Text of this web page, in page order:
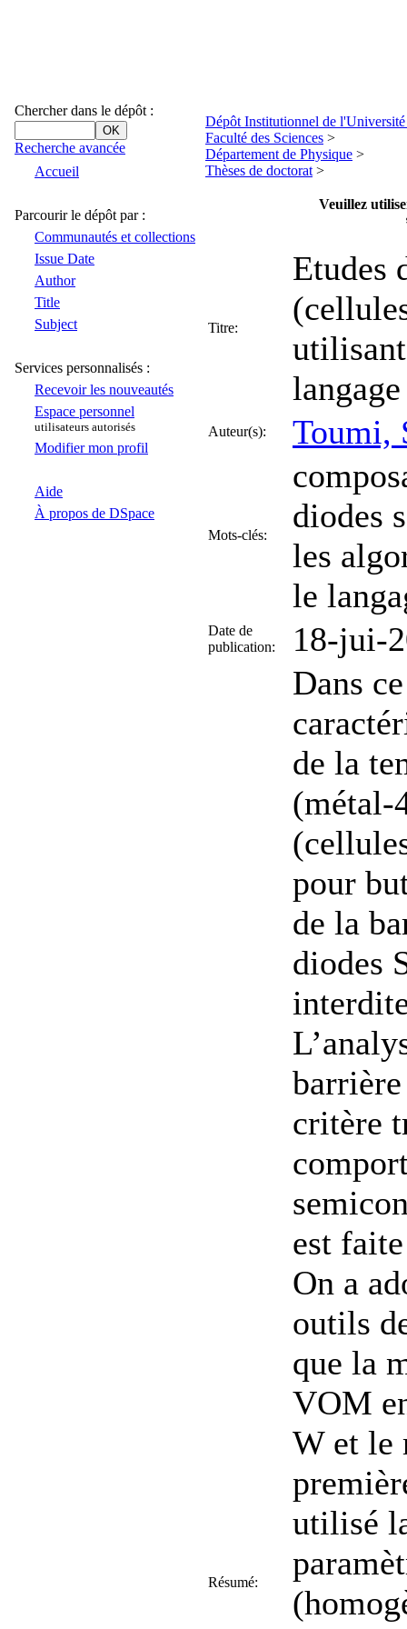
Chercher dans le dépôt :
Recherche avancée
Accueil
Parcourir le dépôt par :
Communautés et collections
Issue Date
Author
Title
Subject
Services personnalisés :
Recevoir les nouveautés
Espace personnel
utilisateurs autorisés
Modifier mon profil
Aide
À propos de DSpace
Dépôt Institutionnel de
Faculté des Sciences >
Département de Physique >
Thèses de doctorat >
Veuillez
Titre:
Etudes
Auteur(s): Toumi,
Mots-clés:
diodes
les
le
Date de
publication:
18-jui-
Résumé:
Dans
de la
(métal-
pour
de la
diodes
critère
est
On a
outils
que la
VOM
W et le
utilisé